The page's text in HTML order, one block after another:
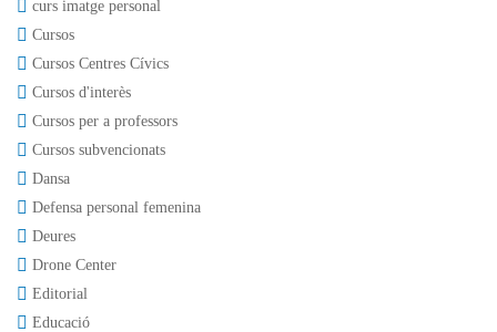
curs imatge personal
Cursos
Cursos Centres Cívics
Cursos d'interès
Cursos per a professors
Cursos subvencionats
Dansa
Defensa personal femenina
Deures
Drone Center
Editorial
Educació